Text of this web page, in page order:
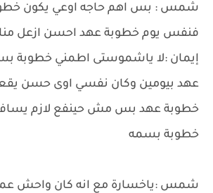
شمس : بس اهم حاجه اوعي يكون
فنفس يوم خطوبة عهد احسن ازعل
إيمان :لا ياشموستى اطمني خطوبة
عهد بيومين وكان نفسي اوى حسن
خطوبة عهد بس مش حينفع لازم يسافر
خطوبة بسمه
شمس :ياخسارة مع انه كان واحش